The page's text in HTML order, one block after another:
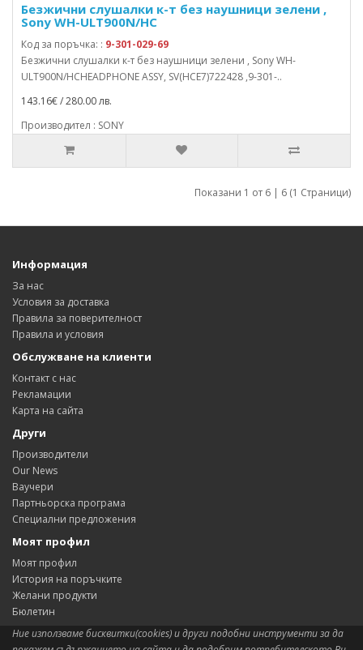
Безжични слушалки к-т без наушници зелени ,
Sony WH-ULT900N/HC
Код за поръчка: : 9-301-029-69
Безжични слушалки к-т без наушници зелени , Sony WH-
ULT900N/HCHEADPHONE ASSY, SV(HCE7)722428 ,9-301-..
143.16€ / 280.00 лв.
Производител : SONY
Показани 1 от 6 | 6 (1 Страници)
Информация
За нас
Условия за доставка
Правила за поверителност
Правила и условия
Обслужване на клиенти
Контакт с нас
Рекламации
Карта на сайта
Други
Производители
Our News
Ваучери
Партньорска програма
Специални предложения
Моят профил
Моят профил
История на поръчките
Желани продукти
Бюлетин
Ние използваме бисквитки(cookies) и други подобни инструменти за да